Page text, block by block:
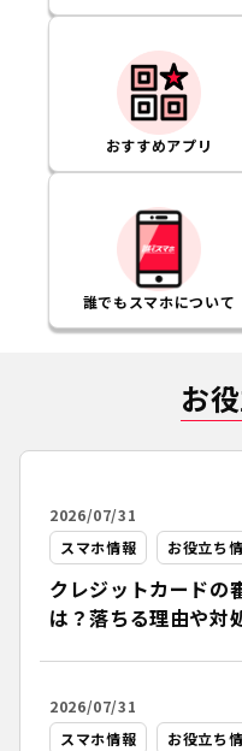
おすすめアプリ
誰でもスマホについて
お
2026/07/31
スマホ情報
お役立ち
クレジットカードの
は？落ちる理由や対
2026/07/31
スマホ情報
お役立ち